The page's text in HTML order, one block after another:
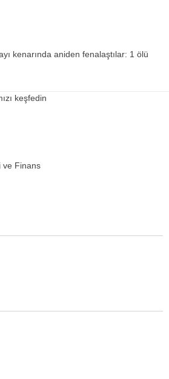
kenarında aniden fenalaştılar: 1 ölü
keşfedin